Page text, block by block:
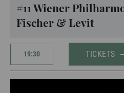
#11 Wiener
Fischer & Levit
19:30 TICKETS